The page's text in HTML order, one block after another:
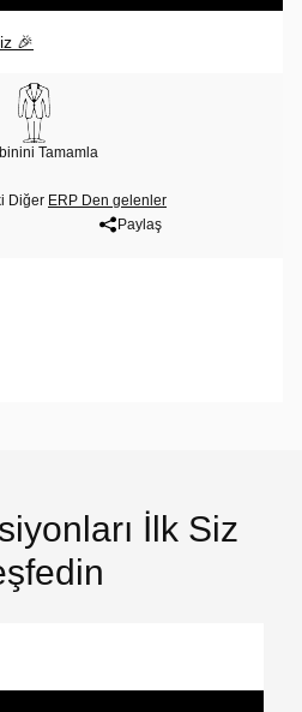
🎉
Tamamla
Diğer ERP Den gelenler
Paylaş
İlk Siz